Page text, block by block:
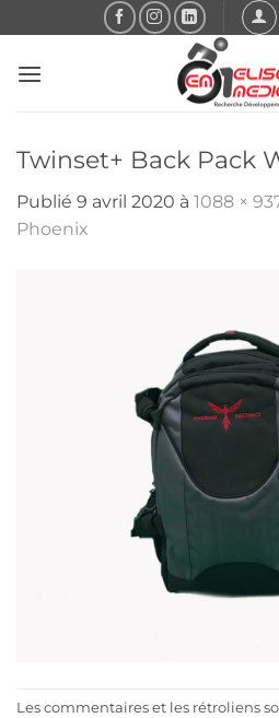
au
contenu
Twinset+ Back Pack
Publié 9 avril 2020 à 1088 ×
Phoenix
Les commentaires et les rétroliens